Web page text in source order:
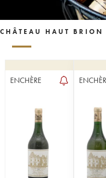
CHÂTEAU HAUT BRION
ENCHÈRE